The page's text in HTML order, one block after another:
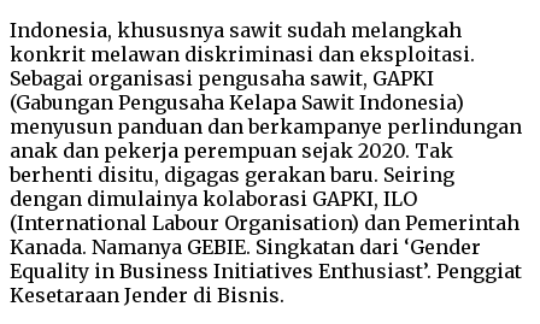
Indonesia, khususnya sawit sudah melangkah
konkrit melawan diskriminasi dan eksploitasi.
Sebagai organisasi pengusaha sawit, GAPKI
(Gabungan Pengusaha Kelapa Sawit Indonesia)
menyusun panduan dan berkampanye perlindungan
anak dan pekerja perempuan sejak 2020. Tak
berhenti disitu, digagas gerakan baru. Seiring
dengan dimulainya kolaborasi GAPKI, ILO
(International Labour Organisation) dan Pemerintah
Kanada. Namanya GEBIE. Singkatan dari ‘Gender
Equality in Business Initiatives Enthusiast’. Penggiat
Kesetaraan Jender di Bisnis.